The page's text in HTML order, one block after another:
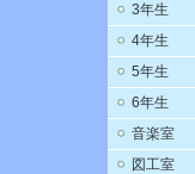
3年生
4年生
5年生
6年生
音楽室
図工室